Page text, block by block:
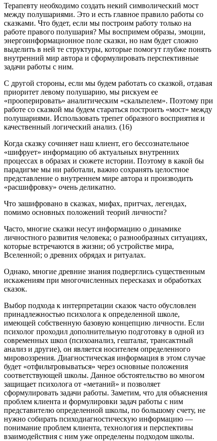
Терапевту необходимо создать некий символический мост
между полушариями. Это и есть главное правило работы со
сказками. Что будет, если мы построим работу только на
работе правого полушария? Мы воспримем образы, эмоции,
энергоинформационное поле сказки, но нам будет сложно
выделить в ней те структуры, которые помогут глубже понять
внутренний мир автора и сформулировать перспективные
задачи работы с ним.
С другой стороны, если мы будем работать со сказкой, отдавая
приоритет левому полушарию, мы рискуем ее
«прооперировать» аналитическим «скальпелем». Поэтому при
работе со сказкой мы будем стараться построить «мост» между
полушариями. Использовать трепет образного восприятия и
качественный логический анализ. (16)
Когда сказку сочиняет наш клиент, его бессознательное
«шифрует» информацию об актуальных внутренних
процессах в образах и сюжете истории. Поэтому в какой бы
парадигме мы ни работали, важно сохранять целостное
представление о внутреннем мире автора и производить
«расшифровку» очень деликатно.
Что зашифровано в сказках, мифах, притчах, легендах,
помимо основных положений теорий личности?
Часто, многие сказки несут информацию о динамике
личностного развития человека; о разнообразных ситуациях,
которые встречаются в жизни; об устройстве мира,
Вселенной; о древних обрядах и ритуалах.
Однако, многие древние знания подверглись существенным
искажениям при многочисленных пересказах и обработках
сказок.
Выбор подхода к интерпретации сказок часто обусловлен
принадлежностью психолога к определенной школе,
имеющей собственную базовую концепцию личности. Если
психолог проходил дополнительную подготовку в одной из
современных школ (психоанализ, гештальт, трансактный
анализ и другие), он является носителем определенного
мировоззрения. Диагностическая информация в этом случае
будет «отфильтровываться» через основные положения
соответствующей школы. Данное обстоятельство во многом
защищает психолога от «метаний» и позволяет
сформулировать задачи работы. Заметим, что для объяснения
проблем клиента и формулировки задач работы с ним
представителю определенной школы, по большому счету, не
нужно собирать психодиагностическую информацию —
понимание проблем клиента, технология и перспективы
взаимодействия с ним уже определены подходом школы.